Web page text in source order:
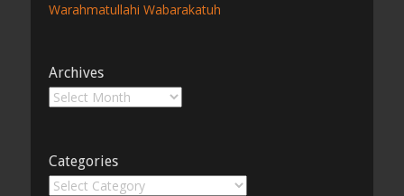
Warahmatullahi Wabarakatuh
Archives
Archives
Categories
Categories